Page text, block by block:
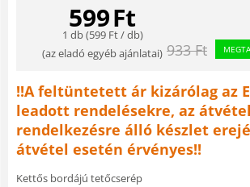
599Ft
1 db (599Ft/ db)
(az eladó egyéb ajánlatai) 933 Ft
!!A feltüntetett ár kizárólag az
leadott rendelésekre, az
rendelkezésre álló készlet
átvétel esetén érvényes!!
Kettős bordájú tetőcserép